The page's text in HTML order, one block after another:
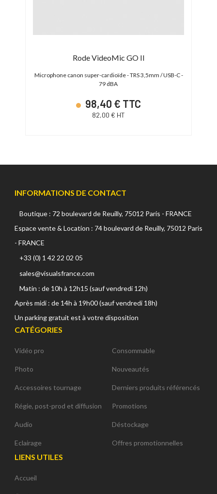
Rode VideoMic GO II
Microphone canon super-cardioïde - TRS 3,5mm / USB-C -
79 dBA
98,40 € TTC
82,00 € HT
INFORMATIONS DE CONTACT
Boutique : 72 boulevard de Reuilly, 75012 Paris - FRANCE
Espace vente & Location : 74 boulevard de Reuilly, 75012 Paris
- FRANCE
+33 (0) 1 42 22 02 05
sales@visualsfrance.com
Matin : de 10h à 12h15 (sauf vendredi 12h)
Après midi : de 14h à 19h00 (sauf vendredi 18h)
Un parking gratuit est à votre disposition
CATÉGORIES
Vidéo pro
Photo
Accessoires tournage
Régie, post-prod et diffusion
Audio
Eclairage
Consommable
Nouveautés
Derniers produits référencés
Promotions
Déstockage
Offres promotionnelles
LIENS UTILES
Accueil